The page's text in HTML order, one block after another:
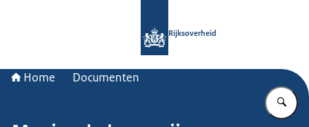
Rijksoverheid
Home Documenten